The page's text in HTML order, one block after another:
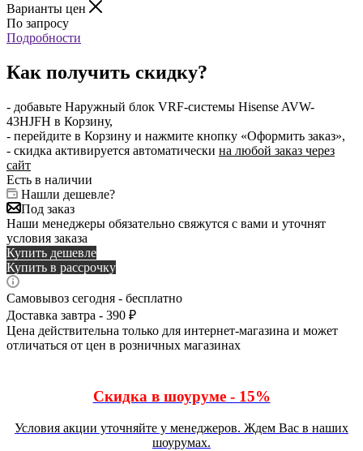
Варианты цен
По запросу
Подробности
Как получить скидку?
- добавьте Наружный блок VRF-системы Hisense AVW-
43HJFH в Корзину,
- перейдите в Корзину и нажмите кнопку «Оформить заказ»,
- скидка активируется автоматически на любой заказ через
сайт
Есть в наличии
Нашли дешевле?
Под заказ
Наши менеджеры обязательно свяжутся с вами и уточнят
условия заказа
Купить дешевле
Купить в рассрочку
Самовывоз сегодня - бесплатно
Доставка завтра - 390 ₽
Цена действительна только для интернет-магазина и может
отличаться от цен в розничных магазинах
Скидка в шоуруме - 15%
Условия акции уточняйте у менеджеров. Ждем Вас в наших
шоурумах.